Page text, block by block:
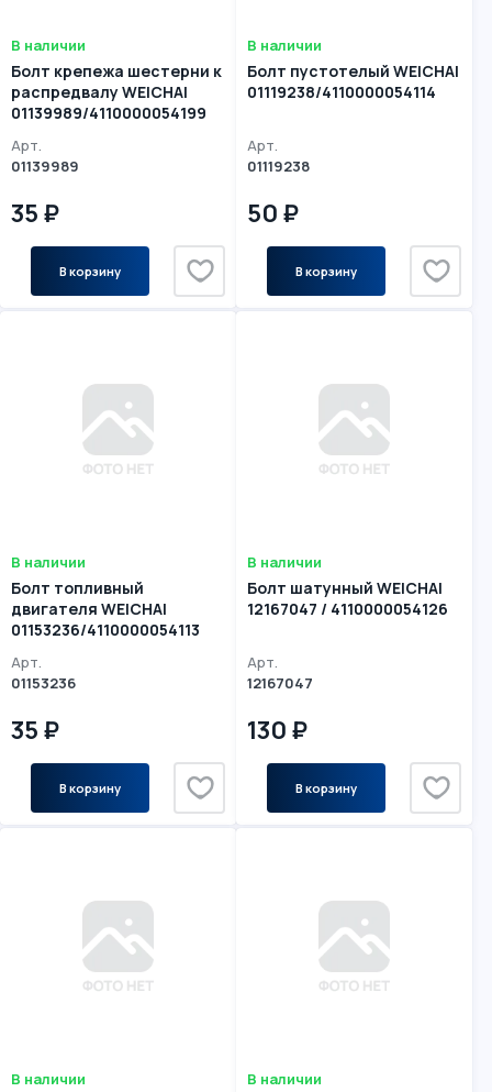
В наличии
Болт крепежа шестерни к
распредвалу WEICHAI
01139989/4110000054199
Арт.
01139989
35 ₽
В корзину
В наличии
Болт пустотелый WEICHAI
01119238/4110000054114
Арт.
01119238
50 ₽
В корзину
В наличии
Болт топливный
двигателя WEICHAI
01153236/4110000054113
Арт.
01153236
35 ₽
В корзину
В наличии
Болт шатунный WEICHAI
12167047 / 4110000054126
Арт.
12167047
130 ₽
В корзину
В наличии В наличии